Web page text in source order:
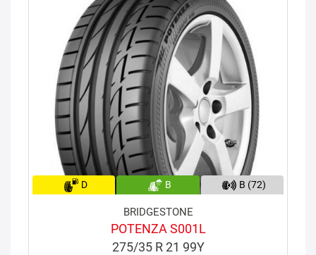
D B B (72)
BRIDGESTONE
POTENZA S001L
275/35 R 21 99Y